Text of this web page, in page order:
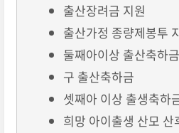
출산장려금 지원
출산가정 종량제봉투
둘째아이상 출산축하
구 출산축하금
셋째아 이상 출생축하
희망 아이출생 산모 산